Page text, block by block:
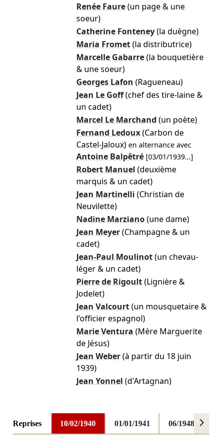
Renée Faure (un page & une
soeur)
Catherine Fonteney (la duègne)
Maria Fromet (la distributrice)
Marcelle Gabarre (la bouquetière
& une soeur)
Georges Lafon (Ragueneau)
Jean Le Goff (chef des tire-laine &
un cadet)
Marcel Le Marchand (un poète)
Fernand Ledoux (Carbon de
Castel-Jaloux) en alternance avec
Antoine Balpêtré [03/01/1939...]
Robert Manuel (deuxième
marquis & un cadet)
Jean Martinelli (Christian de
Neuvilette)
Nadine Marziano (une dame)
Jean Meyer (Champagne & un
cadet)
Jean-Paul Moulinot (un chevau-
léger & un cadet)
Pierre de Rigoult (Lignière &
Jodelet)
Jean Valcourt (un mousquetaire &
l'officier espagnol)
Marie Ventura (Mère Marguerite
de Jésus)
Jean Weber (à partir du 18 juin
1939)
Jean Yonnel (d'Artagnan)
Reprises 10/02/1940 01/01/1941 06/1948